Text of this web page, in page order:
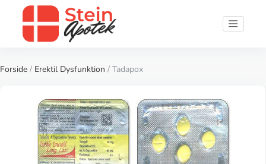
Forside / Erektil Dysfunktion / Tadapox